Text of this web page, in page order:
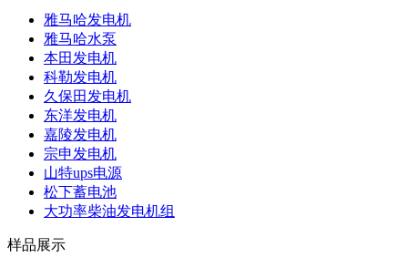
雅马哈发电机
雅马哈水泵
本田发电机
科勒发电机
久保田发电机
东洋发电机
嘉陵发电机
宗申发电机
山特ups电源
松下蓄电池
大功率柴油发电机组
样品展示